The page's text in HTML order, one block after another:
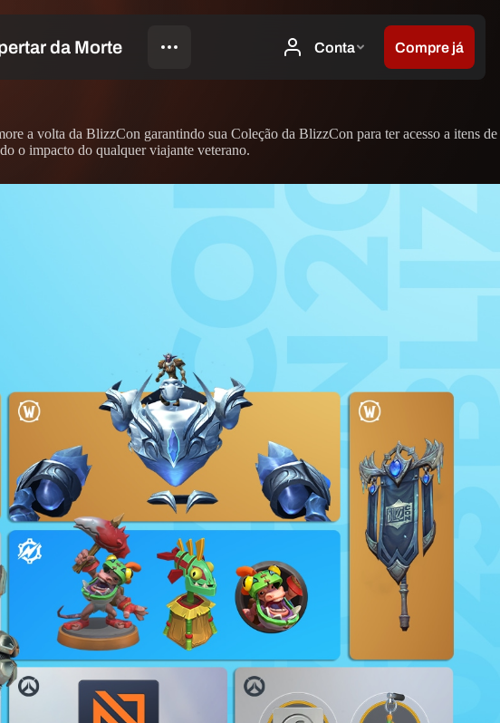
a volta da BlizzCon garantindo sua Coleção da BlizzCon para ter acesso a itens de
o impacto do qualquer viajante veterano.